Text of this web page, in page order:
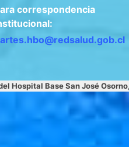
correspondencia
Hospital Base San José